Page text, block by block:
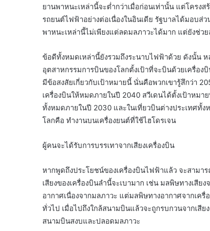
ยานพาหนะเหล่านี้จะต่ำกว่าเมื่อก่อนเท่านั้น แต่โครงส
รถยนต์ไฟฟ้าอย่างต่อเนื่องในอินเดีย รัฐบาลได้มอบ
พาหนะเหล่านี้ไม่เพียงแต่ลดมลภาวะได้มาก แต่ยังช่ว
ข้อดีทั้งหมดเหล่านี้ยังรวมถึงระนาบไฟฟ้าด้วย ดังนั้น
อุตสาหกรรมการบินของโลกตั้งเป้าที่จะบินด้วยเครื่อ
มีข้อสงสัยเกี่ยวกับเป้าหมายนี้ นั่นคือพวกเขารู้สึกว่า
เครื่องบินให้หมดภายในปี 2040 สวีเดนได้ตั้งเป้าหม
ทั้งหมดภายในปี 2030 และในเที่ยวบินต่างประเทศทั้
โลกคือ ทำงานบนเครื่องยนต์ที่ใช้ไฮโดรเจน
ผู้คนจะได้รับการบรรเทาจากเสียงเครื่องบิน
หากพูดถึงประโยชน์ของเครื่องบินไฟฟ้าแล้ว จะสามา
เสียงของเครื่องบินลำนี้จะเบามาก เช่น มลพิษทางเสี
อากาศเนื่องจากมลภาวะ แต่มลพิษทางอากาศจากเค
ทั่วไป เมื่อไปถึงใกล้สนามบินแล้วจะถูกรบกวนจากเสี
สนามบินสงบและปลอดมลภาวะ